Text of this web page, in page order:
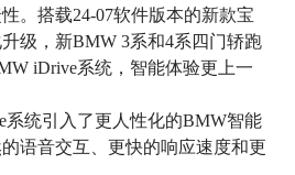
。搭载24-07软件版本的新款宝
级，新BMW 3系和4系四门轿跑
iDrive系统，智能体验更上一
系统引入了更人性化的BMW智能
语音交互、更快的响应速度和更